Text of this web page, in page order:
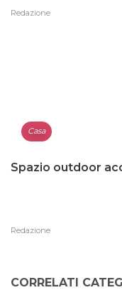
Redazione
Casa
Spazio outdoor
Redazione
CORRELATI